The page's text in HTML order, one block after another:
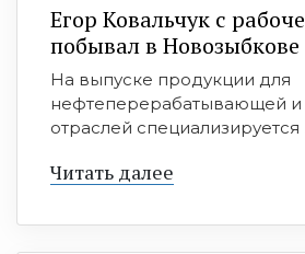
Егор Ковальчук с
побывал в Новозыбкове
На выпуске продукции для
нефтеперерабатывающей и
отраслей специализируется
Читать далее